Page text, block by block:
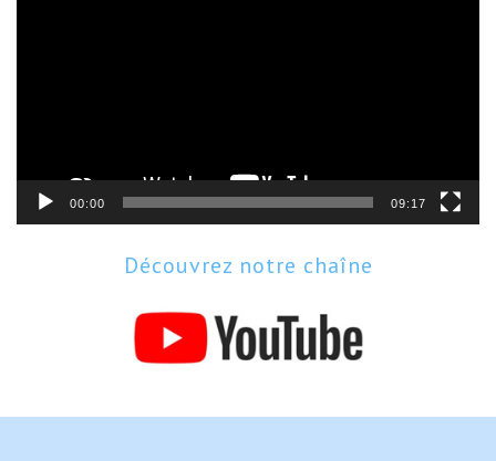
00:00 09:17
Découvrez notre chaîne